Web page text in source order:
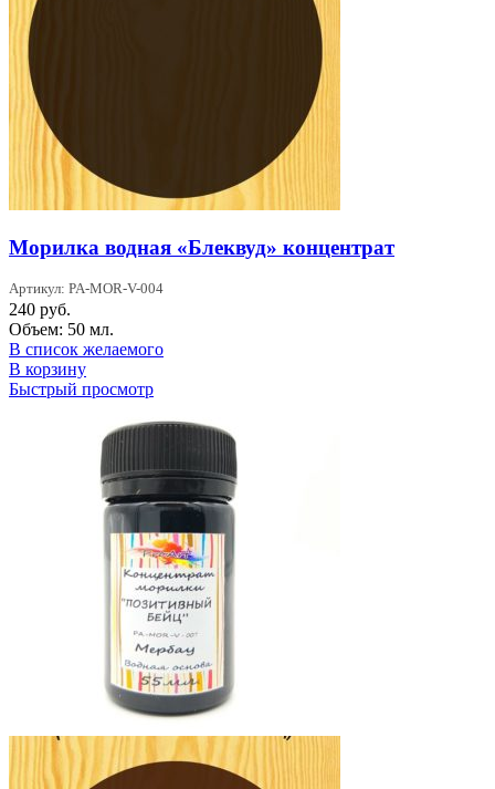
Морилка водная «Блеквуд» концентрат
Артикул: PA-MOR-V-004
240 руб.
Объем: 50 мл.
В список желаемого
В корзину
Быстрый просмотр